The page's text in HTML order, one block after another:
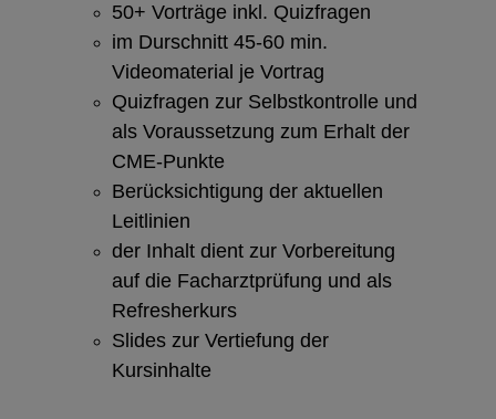
50+ Vorträge inkl. Quizfragen
im Durschnitt 45-60 min.
Videomaterial je Vortrag
Quizfragen zur Selbstkontrolle und
als Voraussetzung zum Erhalt der
CME-Punkte
Berücksichtigung der aktuellen
Leitlinien
der Inhalt dient zur Vorbereitung
auf die Facharztprüfung und als
Refresherkurs
Slides zur Vertiefung der
Kursinhalte